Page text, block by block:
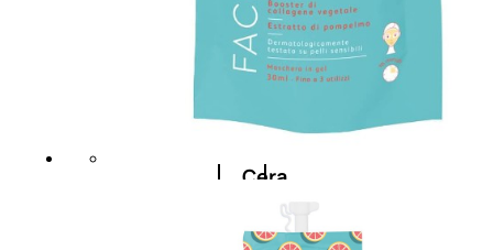
cristalli
Cera
crema